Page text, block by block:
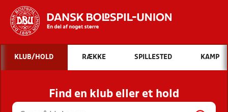
Hvad vil du søge efter?
INDHOLD OG NYHEDER
STILLINGER, RESULTATER, KLUBBER OG
HOLD
KLUB/HOLD RÆKKE SPILLESTED KAMP
Find en klub eller et hold